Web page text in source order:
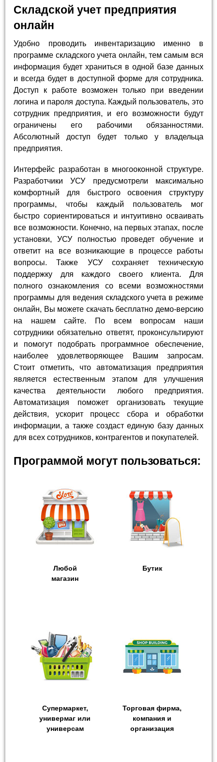
Складской учет предприятия
онлайн
Удобно проводить инвентаризацию именно в
программе складского учета онлайн, тем самым вся
информация будет храниться в одной базе данных
и всегда будет в доступной форме для сотрудника.
Доступ к работе возможен только при введении
логина и пароля доступа. Каждый пользователь, это
сотрудник предприятия, и его возможности будут
ограничены его рабочими обязанностями.
Абсолютный доступ будет только у владельца
предприятия.
Интерфейс разработан в многооконной структуре.
Разработчики УСУ предусмотрели максимально
комфортный для быстрого освоения структуру
программы, чтобы каждый пользователь мог
быстро сориентироваться и интуитивно осваивать
все возможности. Конечно, на первых этапах, после
установки, УСУ полностью проведет обучение и
ответит на все возникающие в процессе работы
вопросы. Также УСУ сохраняет техническую
поддержку для каждого своего клиента. Для
полного ознакомления со всеми возможностями
программы для ведения складского учета в режиме
онлайн, Вы можете скачать бесплатно демо-версию
на нашем сайте. По всем вопросам наши
сотрудники обязательно ответят, проконсультируют
и помогут подобрать программное обеспечение,
наиболее удовлетворяющее Вашим запросам.
Стоит отметить, что автоматизация предприятия
является естественным этапом для улучшения
качества деятельности любого предприятия.
Автоматизация поможет организовать текущие
действия, ускорит процесс сбора и обработки
информации, а также создаст единую базу данных
для всех сотрудников, контрагентов и покупателей.
Программой могут пользоваться:
Любой
магазин
Бутик
Супермаркет,
универмаг или
универсам
Торговая фирма,
компания и
организация